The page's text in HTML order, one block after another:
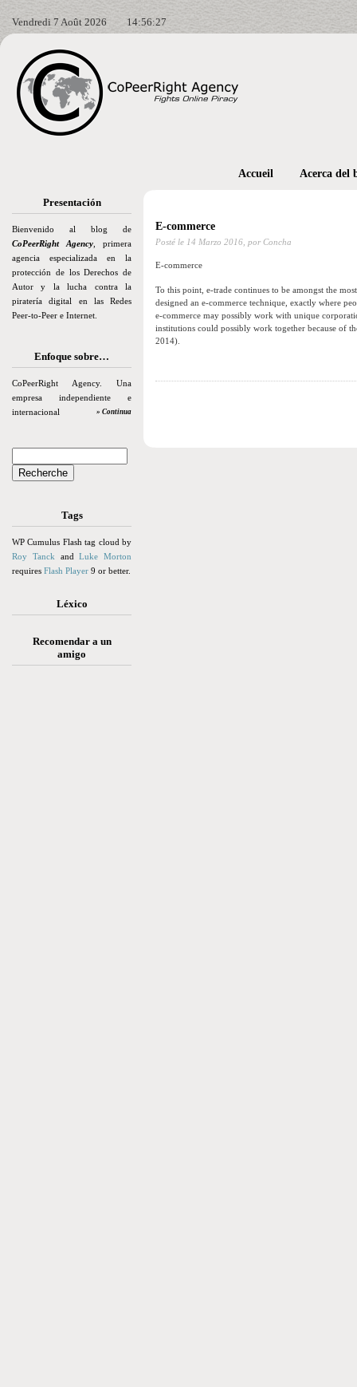
Vendredi 7 Août 2026 14:56:28
Presentación
Bienvenido al blog de
CoPeerRight Agency , primera
agencia especializada en la
protección de los Derechos de
Autor y la lucha contra la
piratería digital en las Redes
Peer-to-Peer e Internet.
Enfoque sobre…
CoPeerRight Agency. Una
empresa independiente e
internacional
» Continua
Tags
WP Cumulus Flash tag cloud by
Roy Tanck andLuke Morton
requires Flash Player 9 or better.
Léxico
Recomendar a un
amigo
Accueil Acerca del
E-commerce
Posté le 14 Marzo 2016, por Concha
E-commerce
To this point, e-trade continues to be amongst the
designed an e-commerce technique, exactly where
e-commerce may possibly work with unique
institutions could possibly work together because of
2014).